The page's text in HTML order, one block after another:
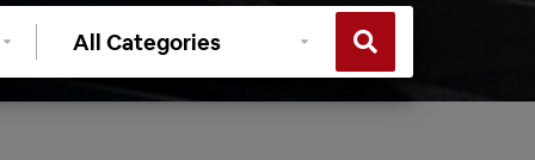
Select
category